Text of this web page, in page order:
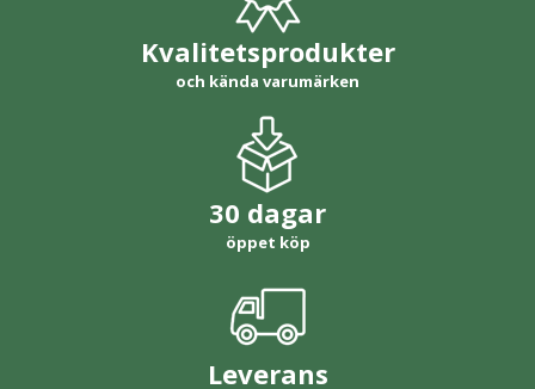
Kvalitetsprodukter
och kända varumärken
30 dagar
öppet köp
Leverans